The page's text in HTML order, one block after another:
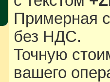
Примерная
без НДС.
Точную
вашего